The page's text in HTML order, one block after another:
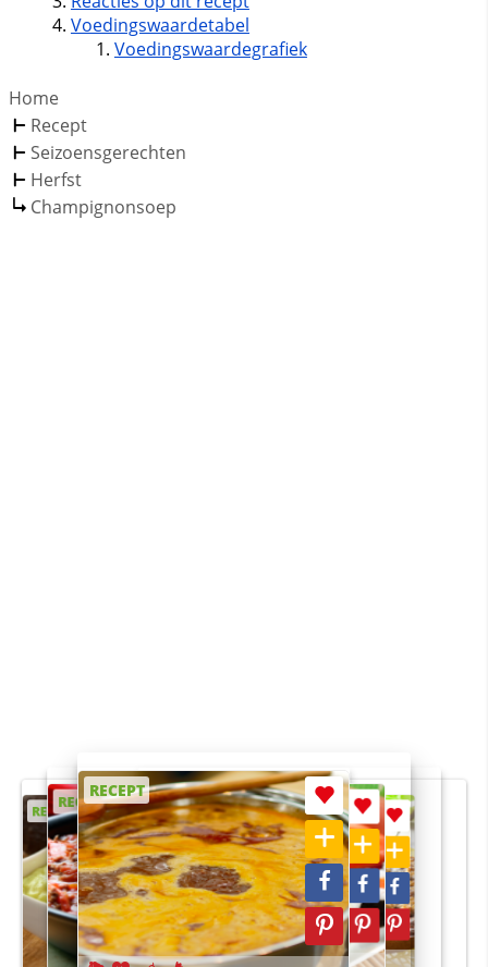
Voedingswaardetabel
Voedingswaardegrafiek
Home
Recept
Seizoensgerechten
Herfst
Champignonsoep
RECEPT
RECEPT
RECEPT
RECEPT
RECEPT